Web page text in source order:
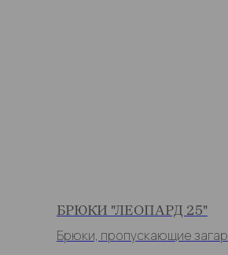
БРЮКИ "ЛЕОПАРД 25"
Брюки, пропускающие загар